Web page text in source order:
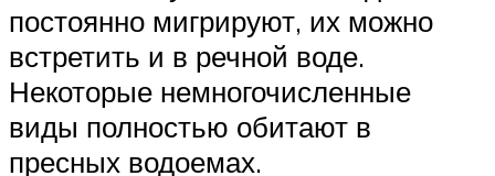
постоянно мигрируют, их можно
встретить и в речной воде.
Некоторые немногочисленные
виды полностью обитают в
пресных водоемах.